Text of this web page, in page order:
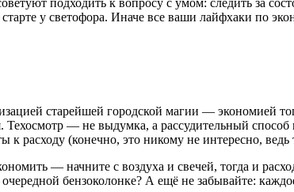
подходить к вопросу с умом: следить за
у светофора. Иначе все ваши лайфхаки по
старейшей городской магии — экономией
— не выдумка, а рассудительный
расходу (конечно, это никому не интересно, ведь
— начните с воздуха и свечей, тогда и
бензоколонке? А ещё не забывайте: